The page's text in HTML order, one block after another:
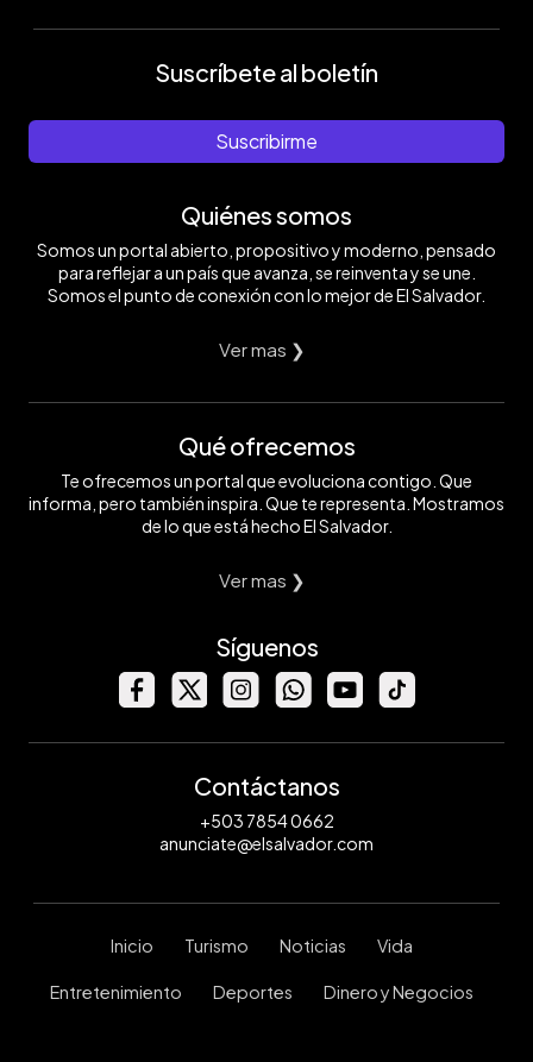
Suscríbete al boletín
Suscribirme
Quiénes somos
Somos un portal abierto, propositivo y moderno, pensado
para reflejar a un país que avanza, se reinventa y se une.
Somos el punto de conexión con lo mejor de El Salvador.
Ver mas ❯
Qué ofrecemos
Te ofrecemos un portal que evoluciona contigo. Que
informa, pero también inspira. Que te representa. Mostramos
de lo que está hecho El Salvador.
Ver mas ❯
Síguenos
Contáctanos
+503 7854 0662
anunciate@elsalvador.com
Inicio Turismo Noticias Vida
Entretenimiento Deportes Dinero y Negocios